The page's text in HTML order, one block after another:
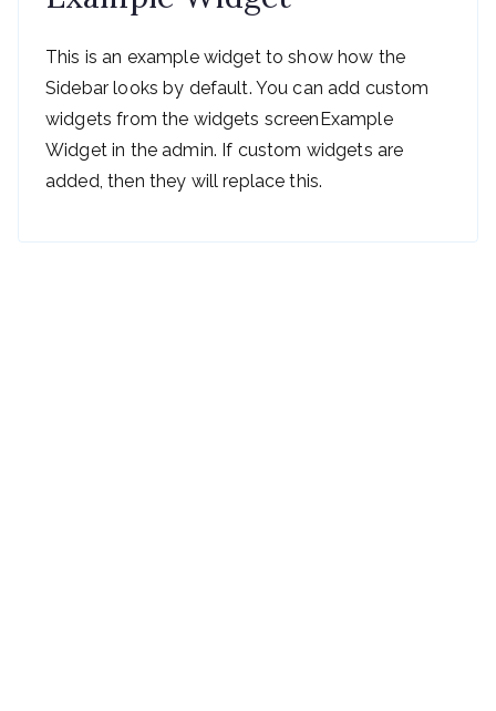
This is an example widget to show how the
Sidebar looks by default. You can add custom
widgets from the widgets screenExample
Widget in the admin. If custom widgets are
added, then they will replace this.